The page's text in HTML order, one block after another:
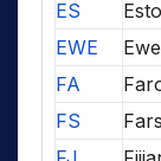
ES
EWE
FA
FS